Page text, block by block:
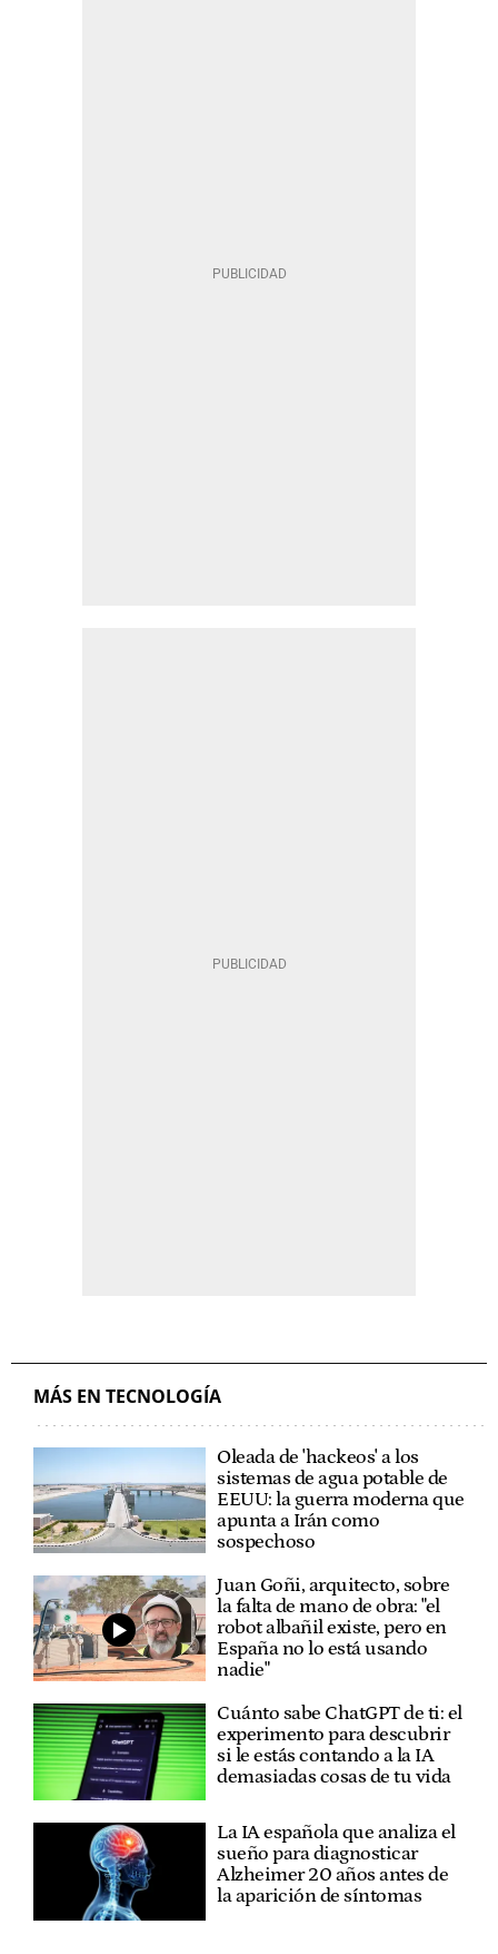
MÁS EN TECNOLOGÍA
Oleada de 'hackeos' a los
sistemas de agua potable de
EEUU: la guerra moderna que
apunta a Irán como
sospechoso
Juan Goñi, arquitecto, sobre
la falta de mano de obra: "el
robot albañil existe, pero en
España no lo está usando
nadie"
Cuánto sabe ChatGPT de ti: el
experimento para descubrir
si le estás contando a la IA
demasiadas cosas de tu vida
La IA española que analiza el
sueño para diagnosticar
Alzheimer 20 años antes de
la aparición de síntomas